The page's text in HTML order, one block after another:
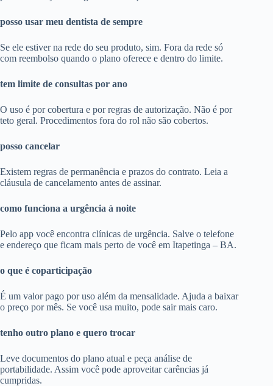
posso usar meu dentista de sempre
Se ele estiver na rede do seu produto, sim. Fora da rede só
com reembolso quando o plano oferece e dentro do limite.
tem limite de consultas por ano
O uso é por cobertura e por regras de autorização. Não é por
teto geral. Procedimentos fora do rol não são cobertos.
posso cancelar
Existem regras de permanência e prazos do contrato. Leia a
cláusula de cancelamento antes de assinar.
como funciona a urgência à noite
Pelo app você encontra clínicas de urgência. Salve o telefone
e endereço que ficam mais perto de você em Itapetinga – BA.
o que é coparticipação
É um valor pago por uso além da mensalidade. Ajuda a baixar
o preço por mês. Se você usa muito, pode sair mais caro.
tenho outro plano e quero trocar
Leve documentos do plano atual e peça análise de
portabilidade. Assim você pode aproveitar carências já
cumpridas.